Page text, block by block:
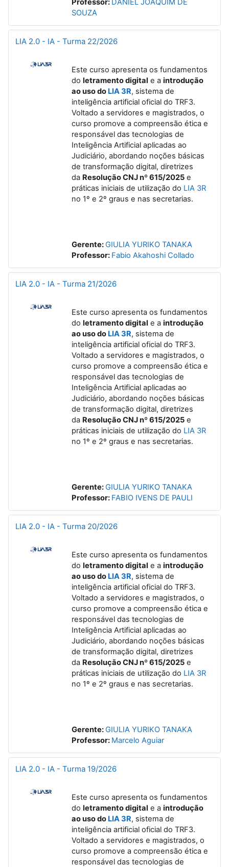
Professor: DANIEL JOAQUIM DE
SOUZA
LIA 2.0 - IA - Turma 22/2026
Este curso apresenta os fundamentos
do letramento digital e a introdução
ao uso do LIA 3R, sistema de
inteligência artificial oficial do TRF3.
Voltado a servidores e magistrados, o
curso promove a compreensão ética e
responsável das tecnologias de
Inteligência Artificial aplicadas ao
Judiciário, abordando noções básicas
de transformação digital, diretrizes
da Resolução CNJ nº 615/2025 e
práticas iniciais de utilização do LIA 3R
no 1º e 2º graus e nas secretarias.
Gerente:GIULIA YURIKO TANAKA
Professor: Fabio Akahoshi Collado
LIA 2.0 - IA - Turma 21/2026
Este curso apresenta os fundamentos
do letramento digital e a introdução
ao uso do LIA 3R, sistema de
inteligência artificial oficial do TRF3.
Voltado a servidores e magistrados, o
curso promove a compreensão ética e
responsável das tecnologias de
Inteligência Artificial aplicadas ao
Judiciário, abordando noções básicas
de transformação digital, diretrizes
da Resolução CNJ nº 615/2025 e
práticas iniciais de utilização do LIA 3R
no 1º e 2º graus e nas secretarias.
Gerente:GIULIA YURIKO TANAKA
Professor: FABIO IVENS DE PAULI
LIA 2.0 - IA - Turma 20/2026
Este curso apresenta os fundamentos
do letramento digital e a introdução
ao uso do LIA 3R, sistema de
inteligência artificial oficial do TRF3.
Voltado a servidores e magistrados, o
curso promove a compreensão ética e
responsável das tecnologias de
Inteligência Artificial aplicadas ao
Judiciário, abordando noções básicas
de transformação digital, diretrizes
da Resolução CNJ nº 615/2025 e
práticas iniciais de utilização do LIA 3R
no 1º e 2º graus e nas secretarias.
Gerente:GIULIA YURIKO TANAKA
Professor: Marcelo Aguiar
LIA 2.0 - IA - Turma 19/2026
Este curso apresenta os fundamentos
do letramento digital e a introdução
ao uso do LIA 3R, sistema de
inteligência artificial oficial do TRF3.
Voltado a servidores e magistrados, o
curso promove a compreensão ética e
responsável das tecnologias de